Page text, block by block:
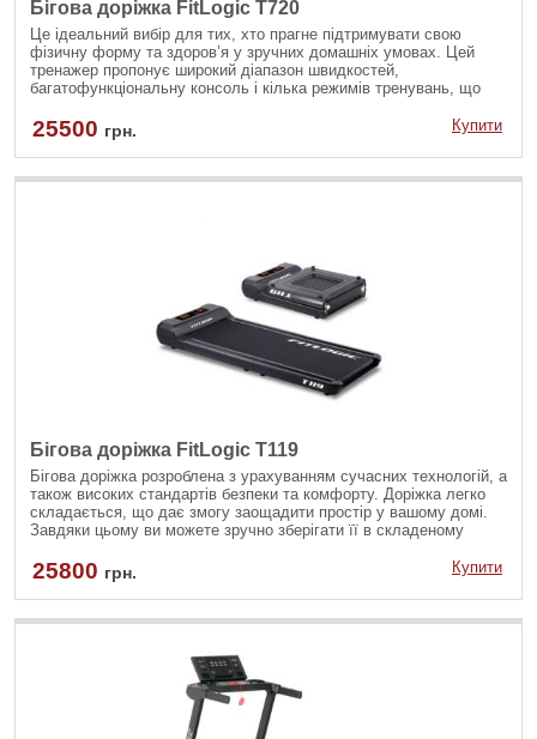
Бігова доріжка FitLogic T720
Це ідеальний вибір для тих, хто прагне підтримувати свою
фізичну форму та здоров’я у зручних домашніх умовах. Цей
тренажер пропонує широкий діапазон швидкостей,
багатофункціональну консоль і кілька режимів тренувань, що
Завдяки компактній складній конструкції, бігова доріжка легко
зберігається, а система безпеки, наявність тримачів для iPad та
для пляшки з водою важлива для спалювання жиру або
розвитку витривалості та вбудовані програми допоможуть
25500 грн. Купити
Бігова доріжка FitLogic T119
Бігова доріжка розроблена з урахуванням сучасних технологій, а
також високих стандартів безпеки та комфорту. Доріжка легко
складається, що дає змогу заощадити простір у вашому домі.
Завдяки цьому ви можете зручно зберігати її в складеному
дають змогу зберігати тренажер у невеликих нішах або коморі.
25800 грн. Купити